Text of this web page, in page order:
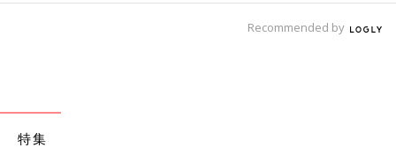
Recommended by
特集